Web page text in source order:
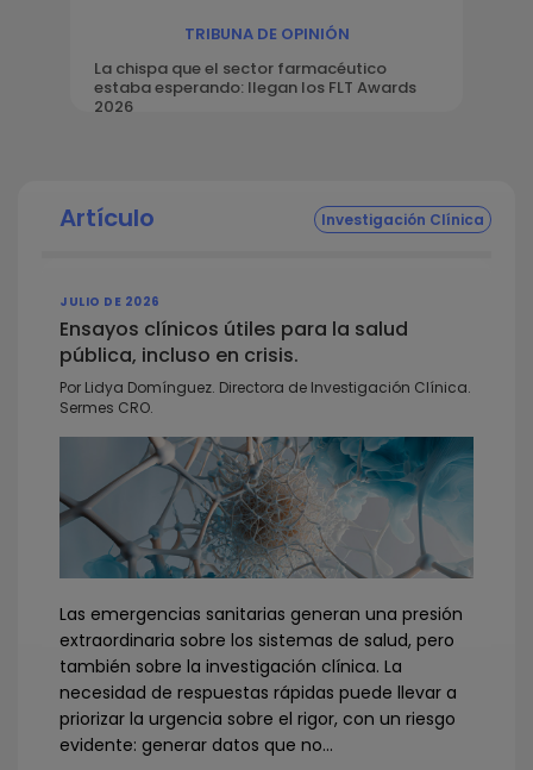
TRIBUNA DE OPINIÓN
La chispa que el sector farmacéutico
estaba esperando: llegan los FLT Awards
2026
Artículo Investigación Clínica
JULIO DE 2026
Ensayos clínicos útiles para la salud
pública, incluso en crisis.
Por Lidya Domínguez. Directora de Investigación Clínica.
Sermes CRO.
Las emergencias sanitarias generan una presión
extraordinaria sobre los sistemas de salud, pero
también sobre la investigación clínica. La
necesidad de respuestas rápidas puede llevar a
priorizar la urgencia sobre el rigor, con un riesgo
evidente: generar datos que no...